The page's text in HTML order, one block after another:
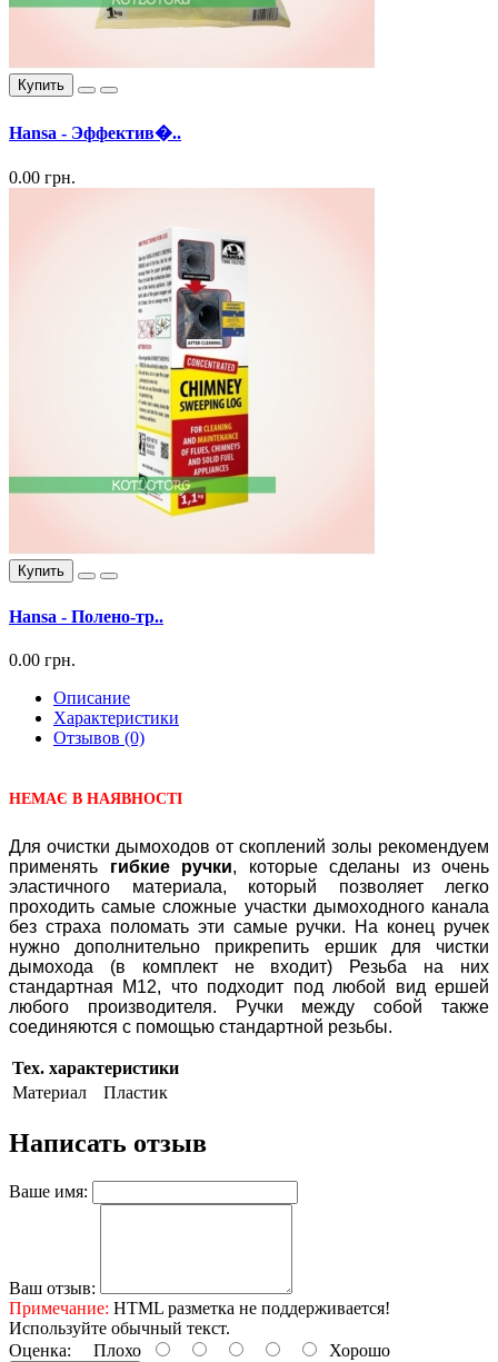
Купить
Hansa - Эффектив�..
0.00 грн.
Купить
Hansa - Полено-тр..
0.00 грн.
Описание
Характеристики
Отзывов (0)
НЕМАЄ В НАЯВНОСТІ
Для очистки дымоходов от скоплений золы рекомендуем
применять гибкие ручки, которые сделаны из очень
эластичного материала, который позволяет легко
проходить самые сложные участки дымоходного канала
без страха поломать эти самые ручки. На конец ручек
нужно дополнительно прикрепить ершик для чистки
дымохода (в комплект не входит) Резьба на них
стандартная М12, что подходит под любой вид ершей
любого производителя. Ручки между собой также
соединяются с помощью стандартной резьбы.
Тех. характеристики
Материал
Пластик
Написать отзыв
Ваше имя:
Ваш отзыв:
Примечание: HTML разметка не поддерживается!
Используйте обычный текст.
Оценка: Плохо Хорошо